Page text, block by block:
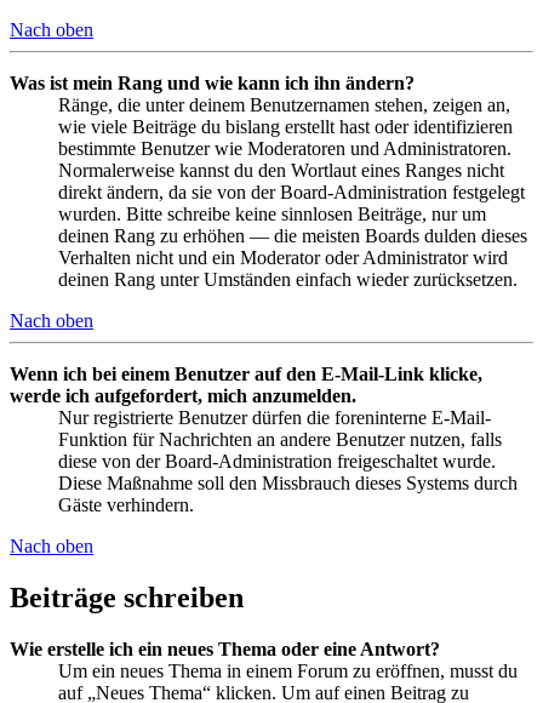
Nach oben
Was ist mein Rang und wie kann ich ihn ändern?
Ränge, die unter deinem Benutzernamen stehen, zeigen an,
wie viele Beiträge du bislang erstellt hast oder identifizieren
bestimmte Benutzer wie Moderatoren und Administratoren.
Normalerweise kannst du den Wortlaut eines Ranges nicht
direkt ändern, da sie von der Board-Administration festgelegt
wurden. Bitte schreibe keine sinnlosen Beiträge, nur um
deinen Rang zu erhöhen — die meisten Boards dulden dieses
Verhalten nicht und ein Moderator oder Administrator wird
deinen Rang unter Umständen einfach wieder zurücksetzen.
Nach oben
Wenn ich bei einem Benutzer auf den E-Mail-Link klicke,
werde ich aufgefordert, mich anzumelden.
Nur registrierte Benutzer dürfen die foreninterne E-Mail-
Funktion für Nachrichten an andere Benutzer nutzen, falls
diese von der Board-Administration freigeschaltet wurde.
Diese Maßnahme soll den Missbrauch dieses Systems durch
Gäste verhindern.
Nach oben
Beiträge schreiben
Wie erstelle ich ein neues Thema oder eine Antwort?
Um ein neues Thema in einem Forum zu eröffnen, musst du
auf „Neues Thema“ klicken. Um auf einen Beitrag zu